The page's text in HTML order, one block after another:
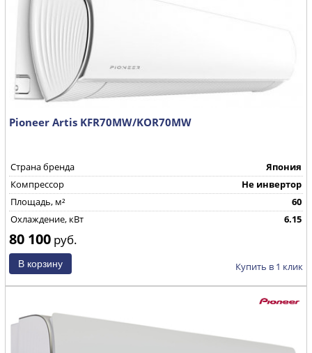
Pioneer Artis KFR70MW/KOR70MW
Страна бренда
Япония
Компрессор
Не инвертор
Площадь, м²
60
Охлаждение, кВт
6.15
80 100 руб.
Купить в 1 клик